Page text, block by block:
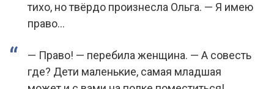
тихо, но твёрдо произнесла Ольга. — Я имею
право…
— Право! — перебила женщина. — А совесть
где? Дети маленькие, самая младшая